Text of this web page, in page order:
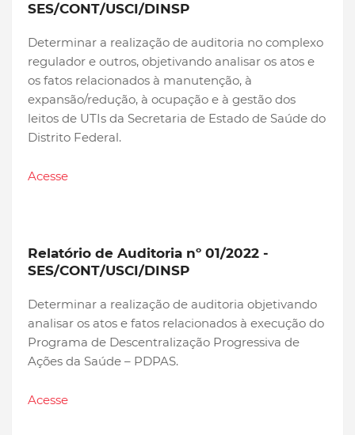
SES/CONT/USCI/DINSP
Determinar a realização de auditoria no complexo
regulador e outros, objetivando analisar os atos e
os fatos relacionados à manutenção, à
expansão/redução, à ocupação e à gestão dos
leitos de UTIs da Secretaria de Estado de Saúde do
Distrito Federal.
Acesse
Relatório de Auditoria nº 01/2022 -
SES/CONT/USCI/DINSP
Determinar a realização de auditoria objetivando
analisar os atos e fatos relacionados à execução do
Programa de Descentralização Progressiva de
Ações da Saúde – PDPAS.
Acesse